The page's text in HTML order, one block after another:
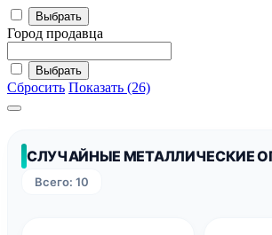
Выбрать
Город продавца
Выбрать
Сбросить Показать (26)
СЛУЧАЙНЫЕ МЕТАЛЛИЧЕСКИЕ
Всего: 10